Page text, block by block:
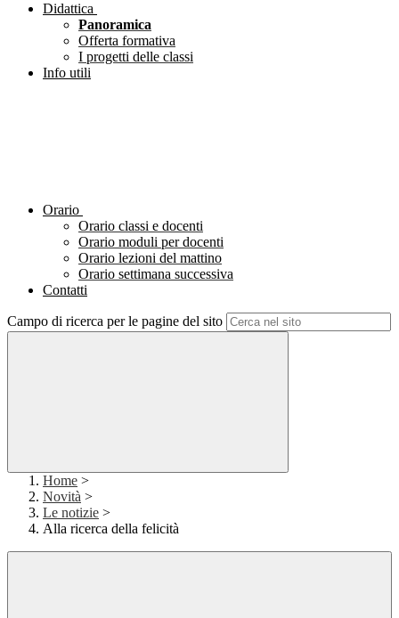
Didattica
Panoramica
Offerta formativa
I progetti delle classi
Info utili
Orario
Orario classi e docenti
Orario moduli per docenti
Orario lezioni del mattino
Orario settimana successiva
Contatti
Campo di ricerca per le pagine del sito
Home >
Novità >
Le notizie >
Alla ricerca della felicità